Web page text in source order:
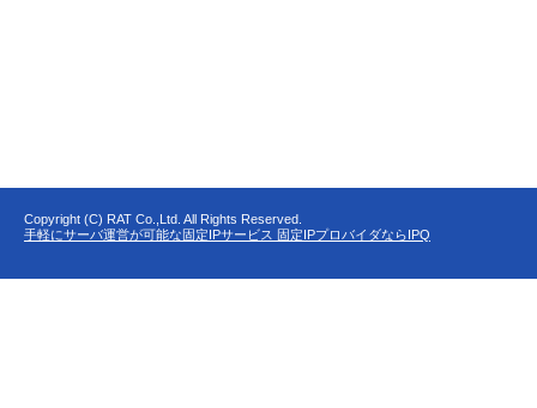
Copyright (C) RAT Co.,Ltd. All Rights Reserved.
手軽にサーバ運営が可能な固定IPサービス 固定IPプロバイダならIPQ